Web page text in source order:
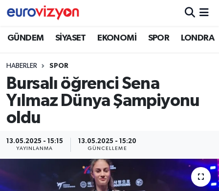
GÜNDEM SİYASET EKONOMİ SPOR LONDRA
HABERLER SPOR
Bursalı öğrenci Sena
Yılmaz Dünya Şampiyonu
oldu
13.05.2025 - 15:15
YAYINLANMA
13.05.2025 - 15:20
GÜNCELLEME